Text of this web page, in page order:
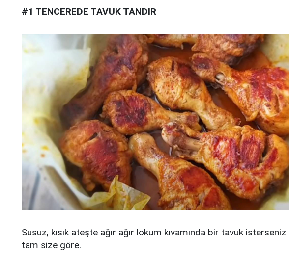
#1 TENCEREDE TAVUK TANDIR
Susuz, kısık ateşte ağır ağır lokum kıvamında bir tavuk
tam size göre.